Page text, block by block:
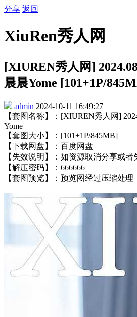
分享 返回
XiuRen秀人网
[XIUREN秀人网]
晨晨Yome [101+1P/
admin 2024-10-11 16:49:27
【套图名称】：[XIUREN秀人网]
Yome
【套图大小】：[101+1P/845MB]
【下载网盘】：百度网盘
【失效说明】：如资源取消分享或
【解压密码】：666666
【套图预览】：预览图经过压缩处